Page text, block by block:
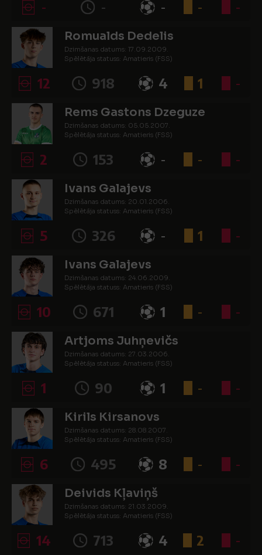
- - - - -
Romualds Dedelis
Dzimšanas datums: 17.09.2009.
Spēlētāja statuss: Amatieris (FSS)
12 918 4 1 -
Rems Gastons Dzeguze
Dzimšanas datums: 05.05.2007.
Spēlētāja statuss: Amatieris (FSS)
2 153 - - -
Ivans Galajevs
Dzimšanas datums: 20.01.2006.
Spēlētāja statuss: Amatieris (FSS)
5 326 - 1 -
Ivans Galajevs
Dzimšanas datums: 24.06.2009.
Spēlētāja statuss: Amatieris (FSS)
10 671 1 - -
Artjoms Juhņevičs
Dzimšanas datums: 27.03.2006.
Spēlētāja statuss: Amatieris (FSS)
1 90 1 - -
Kirils Kirsanovs
Dzimšanas datums: 28.08.2007.
Spēlētāja statuss: Amatieris (FSS)
6 495 8 - -
Deivids Kļaviņš
Dzimšanas datums: 21.03.2009.
Spēlētāja statuss: Amatieris (FSS)
14 713 4 2 -